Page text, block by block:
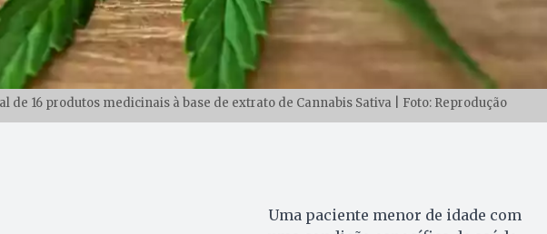
de 16 produtos medicinais à base de extrato de Cannabis Sativa | Foto: Reprodução
Uma paciente menor de idade com